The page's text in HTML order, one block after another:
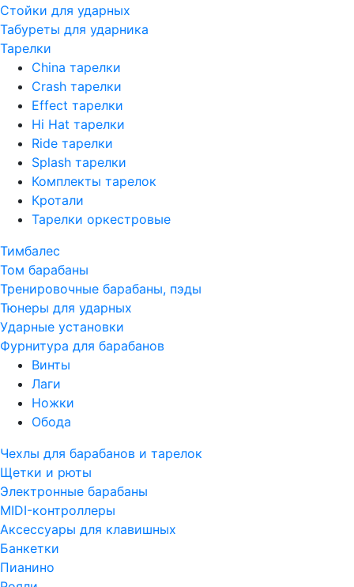
Стойки для ударных
Табуреты для ударника
Тарелки
China тарелки
Crash тарелки
Effect тарелки
Hi Hat тарелки
Ride тарелки
Splash тарелки
Комплекты тарелок
Кротали
Тарелки оркестровые
Тимбалес
Том барабаны
Тренировочные барабаны, пэды
Тюнеры для ударных
Ударные установки
Фурнитура для барабанов
Винты
Лаги
Ножки
Обода
Чехлы для барабанов и тарелок
Щетки и рюты
Электронные барабаны
MIDI-контроллеры
Аксессуары для клавишных
Банкетки
Пианино